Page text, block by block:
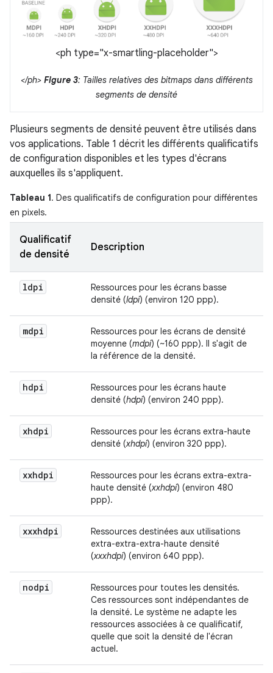
<ph type="x-smartling-placeholder">
</ph> Figure 3: Tailles relatives des bitmaps dans différents
segments de densité
Plusieurs segments de densité peuvent être utilisés dans
vos applications. Table 1 décrit les différents qualificatifs
de configuration disponibles et les types d'écrans
auxquelles ils s'appliquent.
Tableau 1. Des qualificatifs de configuration pour différentes
en pixels.
Qualificatif
de densité
Description
ldpi
Ressources pour les écrans basse
densité (ldpi) (environ 120 ppp).
mdpi
Ressources pour les écrans de densité
moyenne (mdpi) (~160 ppp). Il s'agit de
la référence de la densité.
hdpi
Ressources pour les écrans haute
densité (hdpi) (environ 240 ppp).
xhdpi
Ressources pour les écrans extra-haute
densité (xhdpi) (environ 320 ppp).
xxhdpi
Ressources pour les écrans extra-extra-
haute densité (xxhdpi) (environ 480
ppp).
xxxhdpi
Ressources destinées aux utilisations
extra-extra-extra-haute densité
(xxxhdpi) (environ 640 ppp).
nodpi
Ressources pour toutes les densités.
Ces ressources sont indépendantes de
la densité. Le système ne adapte les
ressources associées à ce qualificatif,
quelle que soit la densité de l'écran
actuel.